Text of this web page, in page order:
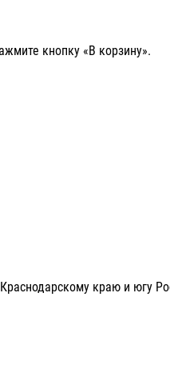
кнопку «В корзину».
краю и югу